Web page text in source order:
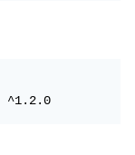
^1.2.0